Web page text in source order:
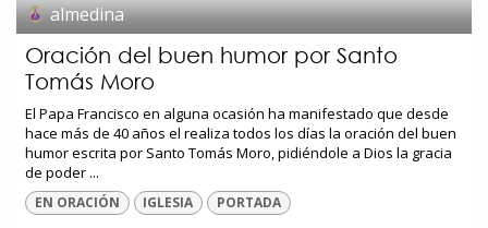
almedina
Oración del buen humor por Santo
Tomás Moro
El Papa Francisco en alguna ocasión ha manifestado que desde
hace más de 40 años el realiza todos los días la oración del buen
humor escrita por Santo Tomás Moro, pidiéndole a Dios la gracia
de poder ...
EN ORACIÓN IGLESIA PORTADA